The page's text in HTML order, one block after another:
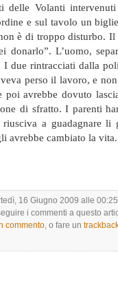
delle Volanti
e sul tavolo un
è di troppo disturbo.
L’uomo,
due rintracciati dalla
perso il lavoro, e
avrebbe dovuto
di sfratto. I parenti
a guadagnare li
avrebbe cambiato la vita.
16 Giugno 2009 alle
i commenti a questo
commento, o fare un